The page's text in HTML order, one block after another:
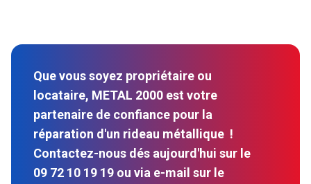
Que vous soyez propriétaire ou
locataire, METAL 2000 est votre
partenaire de confiance pour la
réparation d'un rideau métallique !
Contactez-nous dés aujourd'hui sur le
09 72 10 19 19 ou via e-mail sur le